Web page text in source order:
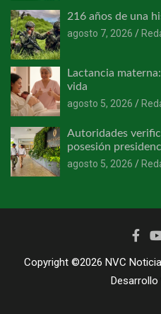
216 años de una
agosto 7, 2026
Lactancia
vida
agosto 5, 2026
Autoridades
posesión
agosto 5, 2026
Copyright ©2026 NVC
Desarrollo